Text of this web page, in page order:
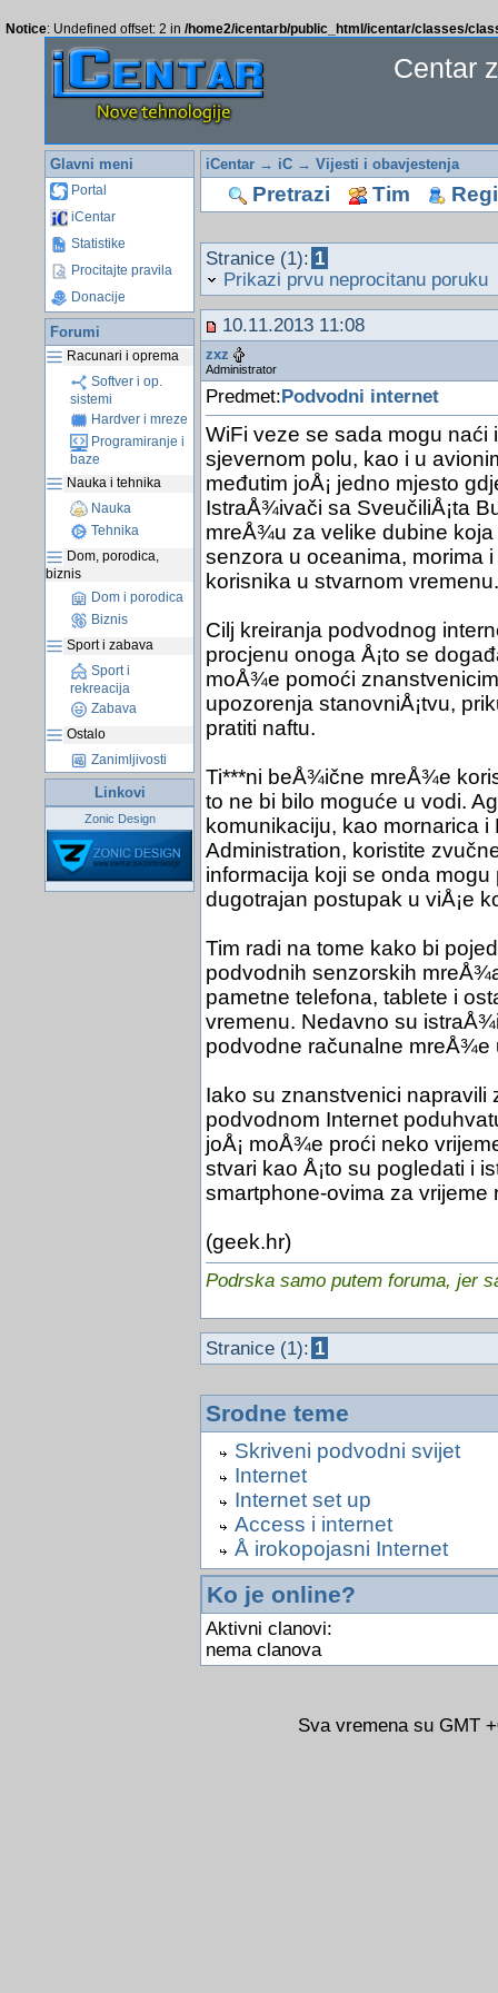
Notice: Undefined offset: 2 in /home2/icentarb/public_html/icentar/classes/
Centar
Glavni meni
Portal
iCentar
Statistike
Procitajte pravila
Donacije
Forumi
Racunari i oprema
Softver i op.
sistemi
Hardver i mreze
Programiranje i
baze
Nauka i tehnika
Nauka
Tehnika
Dom, porodica,
biznis
Dom i porodica
Biznis
Sport i zabava
Sport i
rekreacija
Zabava
Ostalo
Zanimljivosti
Linkovi
Zonic Design
iCentar→ iC→ Vijesti i obavjestenja
Pretrazi Tim
Stranice (1): 1
Prikazi prvu neprocitanu poruku
10.11.2013 11:08
zxz
Administrator
Predmet: Podvodni internet
WiFi veze se sada mogu naći
sjevernom polu, kao i u
međutim joÅ¡ jedno mjesto
IstraÅ¾ivači sa SveučiliÅ¡ta
mreÅ¾u za velike dubine
senzora u oceanima, morima
korisnika u stvarnom vremenu.
Cilj kreiranja podvodnog
procjenu onoga Å¡to se
moÅ¾e pomoći
upozorenja stanovniÅ¡tvu,
pratiti naftu.
Ti***ni beÅ¾ične mreÅ¾e
to ne bi bilo moguće u vodi.
komunikaciju, kao mornarica
Administration, koristite
informacija koji se onda
dugotrajan postupak u viÅ¡e
Tim radi na tome kako bi
podvodnih senzorskih
pametne telefona, tablete i
vremenu. Nedavno su
podvodne računalne mreÅ¾e
Iako su znanstvenici
podvodnom Internet
joÅ¡ moÅ¾e proći neko
stvari kao Å¡to su pogledati i
smartphone-ovima za vrijeme
(geek.hr)
Podrska samo putem foruma, jer
Stranice (1): 1
Srodne teme
Skriveni podvodni svijet
Internet
Internet set up
Access i internet
Å irokopojasni Internet
Ko je online?
Aktivni clanovi:
nema clanova
Sva vremena su GMT